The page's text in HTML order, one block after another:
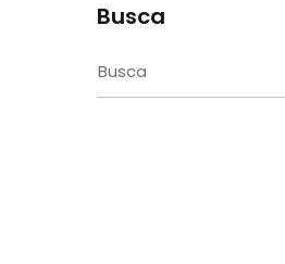
Busca
Search
for: